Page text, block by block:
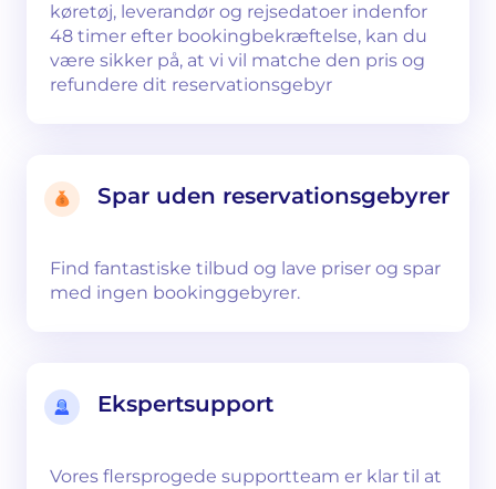
køretøj, leverandør og rejsedatoer indenfor
48 timer efter bookingbekræftelse, kan du
være sikker på, at vi vil matche den pris og
refundere dit reservationsgebyr
Spar uden reservationsgebyrer
Find fantastiske tilbud og lave priser og spar
med ingen bookinggebyrer.
Ekspertsupport
Vores flersprogede supportteam er klar til at